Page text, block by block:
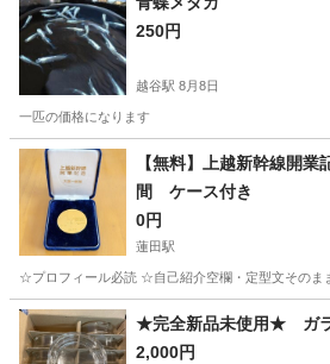
250円
越谷駅 8月8日
一匹の価格になります
埼玉 越谷市 越谷駅 その他
【無料】上越新幹線開
間 ケース付き
0円
蓮田駅
☆プロフィール必読 ☆自己紹介空欄・定型文そのま
埼玉 蓮田市 蓮田駅 その他
★完全新品未使用★ ガ
2,000円